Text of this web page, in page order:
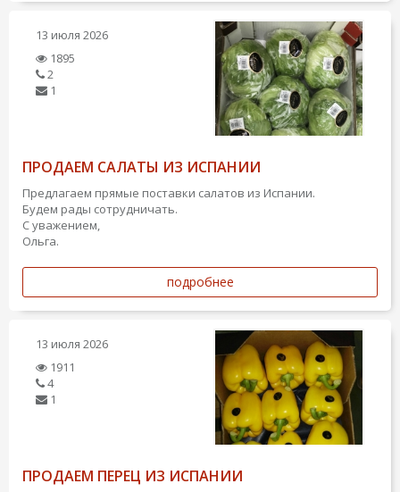
13 июля 2026
1895
2
1
ПРОДАЕМ САЛАТЫ ИЗ ИСПАНИИ
Предлагаем прямые поставки салатов из Испании.
Будем рады сотрудничать.
С уважением,
Ольга.
подробнее
13 июля 2026
1911
4
1
ПРОДАЕМ ПЕРЕЦ ИЗ ИСПАНИИ